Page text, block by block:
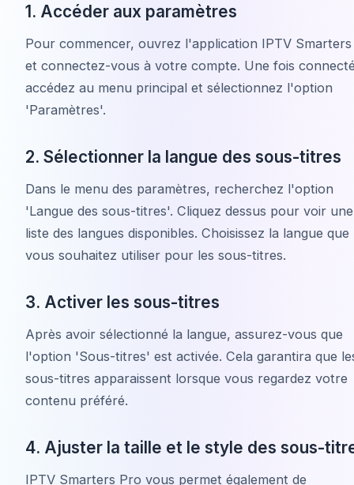
1. Accéder aux paramètres
Pour commencer, ouvrez l'application IPTV
et connectez-vous à votre compte. Une fois
accédez au menu principal et sélectionnez l'option
'Paramètres'.
2. Sélectionner la langue des sous-titres
Dans le menu des paramètres, recherchez l'option
'Langue des sous-titres'. Cliquez dessus pour voir une
liste des langues disponibles. Choisissez la langue que
vous souhaitez utiliser pour les sous-titres.
3. Activer les sous-titres
Après avoir sélectionné la langue, assurez-vous que
l'option 'Sous-titres' est activée. Cela garantira que
sous-titres apparaissent lorsque vous regardez votre
contenu préféré.
4. Ajuster la taille et le style des sous-
IPTV Smarters Pro vous permet également de